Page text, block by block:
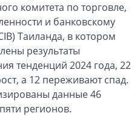
комитета по торговле,
и банковскому
Таиланда, в котором
результаты
тенденций 2024 года, 22
а 12 переживают спад.
данные 46
регионов.